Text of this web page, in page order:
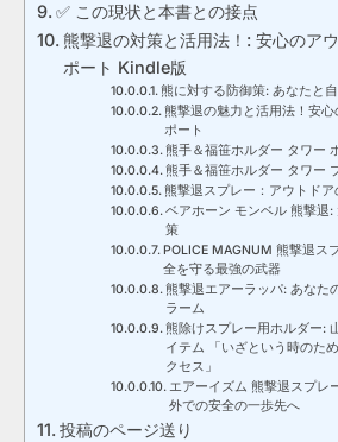
✅ この現状と本書との接点
熊撃退の対策と活用法！: 安心のア
ポート Kindle版
熊に対する防御策: あなたと
熊撃退の魅力と活用法！安
ポート
熊手＆福笹ホルダー タワー
熊手＆福笹ホルダー タワー
熊撃退スプレー：アウトド
ベアホーン モンベル 熊撃退
策
POLICE MAGNUM 熊撃退ス
全を守る最強の武器
熊撃退エアーラッパ: あなた
ラーム
熊除けスプレー用ホルダー:
イテム 「いざという時のた
クセス」
エアーイズム 熊撃退スプレ
外での安全の一歩先へ
投稿のページ送り